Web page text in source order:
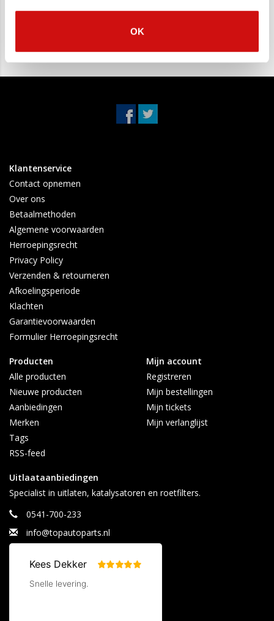
OK
0541-700-233
Zowel voor de 3 deurs als 5 deurs Suzuki Swift!
Klantenservice
Contact opnemen
Over ons
Betaalmethoden
Algemene voorwaarden
Herroepingsrecht
Privacy Policy
Verzenden & retourneren
Afkoelingsperiode
Klachten
Garantievoorwaarden
Formulier Herroepingsrecht
Producten
Alle producten
Nieuwe producten
Aanbiedingen
Merken
Tags
RSS-feed
Mijn account
Registreren
Mijn bestellingen
Mijn tickets
Mijn verlanglijst
Uitlaataanbiedingen
Specialist in uitlaten, katalysatoren en roetfilters.
0541-700-233
info@topautoparts.nl